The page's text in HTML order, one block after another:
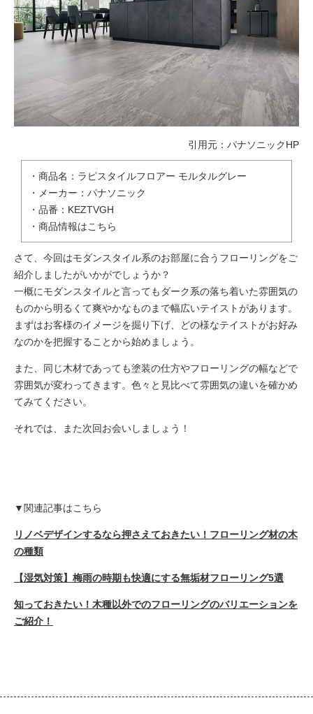
引用元： パナソニックHP
・商品名：ラピスタイルフロアー モルタルグレー
・メーカー：パナソニック
・品番：KEZTVGH
・ 商品情報はこちら
さて、今回はモダンスタイル系のお部屋に合うフローリングをご
紹介しましたがいかがでしょうか？
一概にモダンスタイルと言ってもダーク系の落ち着いた雰囲気の
ものから明るくて爽やかなものまで幅広いテイストがあります。
まずはお客様のイメージを掘り下げ、どの様なテイストがお好み
なのかを把握することから始めましょう。
また、同じ木材であっても塗装の仕方やフローリングの幅などで
雰囲気が変わってきます。色々と見比べて雰囲気の違いを確かめ
てみてください。
それでは、また次回お会いしましょう！
▼関連記事はこちら
リノベデザインするなら押さえておきたい！フローリング材の木
の種類
【湿気対策】梅雨の時期も快適にする無垢材フローリング5選
知っておきたい！木種以外でのフローリングのバリエーションを
ご紹介！